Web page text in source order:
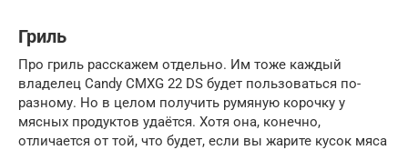
Гриль
Про гриль расскажем отдельно. Им тоже каждый
владелец Candy CMXG 22 DS будет пользоваться по-
разному. Но в целом получить румяную корочку у
мясных продуктов удаётся. Хотя она, конечно,
отличается от той, что будет, если вы жарите кусок мяса